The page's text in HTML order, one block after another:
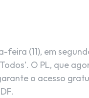
(11), em
O PL, que
o acesso